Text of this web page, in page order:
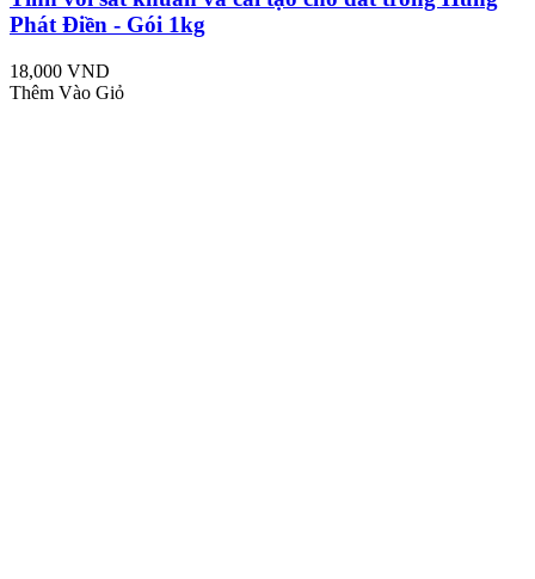
Phát Điền - Gói 1kg
18,000 VND
Thêm Vào Giỏ